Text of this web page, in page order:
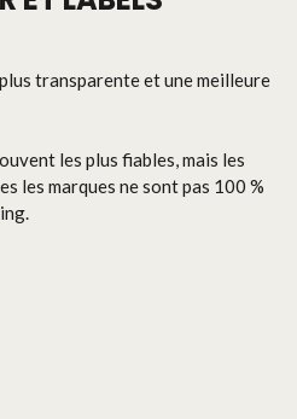
transparente et une meilleure
les plus fiables, mais les
les marques ne sont pas 100 %